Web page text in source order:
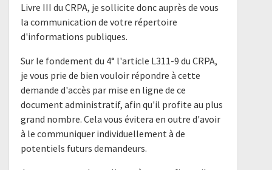
Livre III du CRPA, je sollicite donc auprès de vous
la communication de votre répertoire
d'informations publiques.
Sur le fondement du 4° l'article L311-9 du CRPA,
je vous prie de bien vouloir répondre à cette
demande d'accès par mise en ligne de ce
document administratif, afin qu'il profite au plus
grand nombre. Cela vous évitera en outre d'avoir
à le communiquer individuellement à de
potentiels futurs demandeurs.